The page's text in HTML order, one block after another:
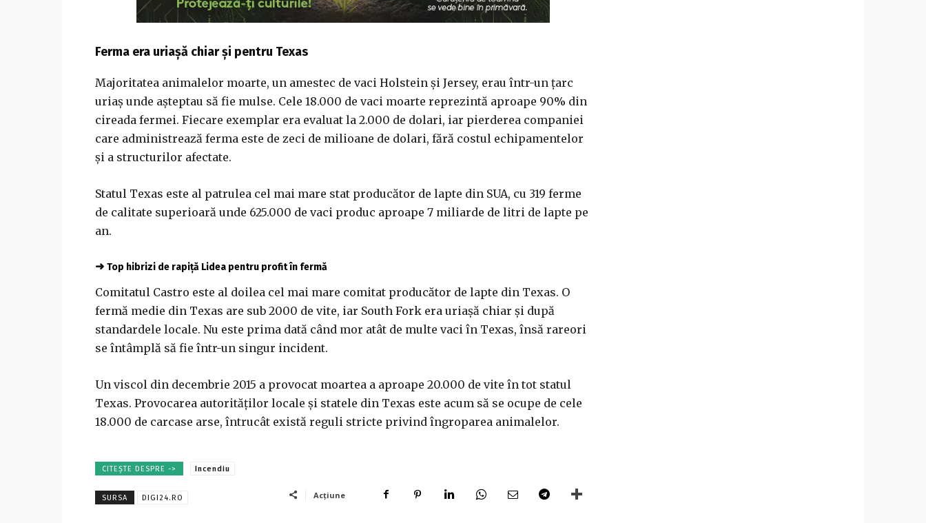
Ferma era uriașă chiar și pentru Texas
Majoritatea animalelor moarte, un amestec de vaci Holstein și Jersey, erau într-un țarc
uriaș unde așteptau să fie mulse. Cele 18.000 de vaci moarte reprezintă aproape 90% din
cireada fermei. Fiecare exemplar era evaluat la 2.000 de dolari, iar pierderea companiei
care administrează ferma este de zeci de milioane de dolari, fără costul echipamentelor
și a structurilor afectate.
Statul Texas este al patrulea cel mai mare stat producător de lapte din SUA, cu 319 ferme
de calitate superioară unde 625.000 de vaci produc aproape 7 miliarde de litri de lapte pe
an.
➜ Top hibrizi de rapiță Lidea pentru profit în fermă
Comitatul Castro este al doilea cel mai mare comitat producător de lapte din Texas. O
fermă medie din Texas are sub 2000 de vite, iar South Fork era uriașă chiar și după
standardele locale. Nu este prima dată când mor atât de multe vaci în Texas, însă rareori
se întâmplă să fie într-un singur incident.
Un viscol din decembrie 2015 a provocat moartea a aproape 20.000 de vite în tot statul
Texas. Provocarea autorităților locale și statele din Texas este acum să se ocupe de cele
18.000 de carcase arse, întrucât există reguli stricte privind îngroparea animalelor.
CITEȘTE DESPRE -> Incendiu
SURSA DIGI24.RO Acțiune